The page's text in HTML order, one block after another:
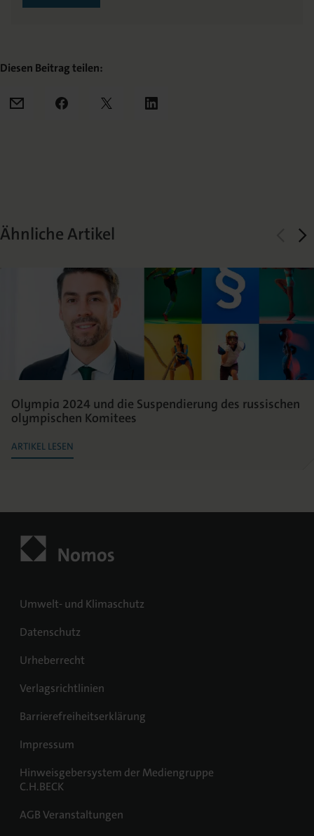
Diesen Beitrag teilen:
Mail Facebook
X LinkedIn
Ähnliche Artikel
Olympia 2024 und die Suspendierung des russischen
olympischen Komitees
ARTIKEL LESEN
Umwelt- und Klimaschutz
Datenschutz
Urheberrecht
Verlagsrichtlinien
Barrierefreiheitserklärung
Impressum
Hinweisgebersystem der Mediengruppe
C.H.BECK
AGB Veranstaltungen